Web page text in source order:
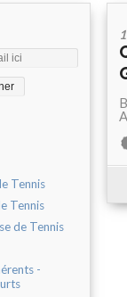
Tennis
Tennis
de Tennis
-